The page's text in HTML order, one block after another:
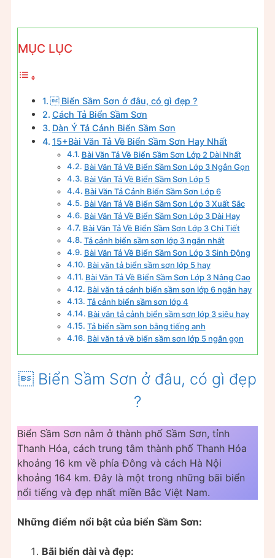
MỤC LỤC
 Biển Sầm Sơn ở đâu, có gì đẹp ?
Cách Tả Biển Sầm Sơn
Dàn Ý Tả Cảnh Biển Sầm Sơn
15+Bài Văn Tả Về Biển Sầm Sơn Hay Nhất
Bài Văn Tả Về Biển Sầm Sơn Lớp 2 Dài Nhất
Bài Văn Tả Về Biển Sầm Sơn Lớp 3 Ngắn Gọn
Bài Văn Tả Về Biển Sầm Sơn Lớp 5
Bài Văn Tả Cảnh Biển Sầm Sơn Lớp 6
Bài Văn Tả Về Biển Sầm Sơn Lớp 3 Xuất Sắc
Bài Văn Tả Về Biển Sầm Sơn Lớp 3 Dài Hay
Bài Văn Tả Về Biển Sầm Sơn Lớp 3 Chi Tiết
Tả cảnh biển sầm sơn lớp 3 ngắn nhất
Bài Văn Tả Về Biển Sầm Sơn Lớp 3 Sinh Động
Bài văn tả biển sầm sơn lớp 5 hay
Bài Văn Tả Về Biển Sầm Sơn Lớp 3 Nâng Cao
Bài văn tả cảnh biển sầm sơn lớp 6 ngắn hay
Tả cảnh biển sầm sơn lớp 4
Bài văn tả cảnh biển sầm sơn lớp 3 siêu hay
Tả biển sầm son bằng tiếng anh
Bài văn tả về biển sầm sơn lớp 5 ngắn gọn
 Biển Sầm Sơn ở đâu, có gì đẹp
?
Biển Sầm Sơn nằm ở thành phố Sầm Sơn, tỉnh
Thanh Hóa, cách trung tâm thành phố Thanh Hóa
khoảng 16 km về phía Đông và cách Hà Nội
khoảng 164 km. Đây là một trong những bãi biển
nổi tiếng và đẹp nhất miền Bắc Việt Nam.
Những điểm nổi bật của biển Sầm Sơn:
Bãi biển dài và đẹp: